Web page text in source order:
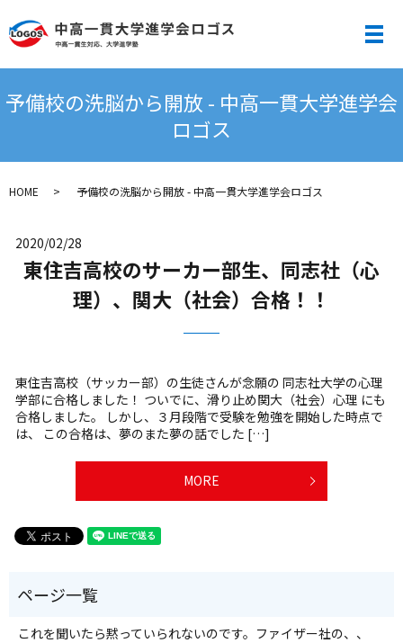
メ
予備校の洗脳から開放 - 中高一貫大学進学会
ロゴス
HOME 予備校の洗脳から開放 - 中高一貫大学進学会ロゴス
2020/02/28
東住吉高校のサーカー部生、同志社（心
理）、関大（社会）合格！！
東住吉高校（サッカー部）の生徒さんが念願の 同志社大学の心理
学部に合格しました！ ついでに、滑り止め関大（社会）心理 にも
合格しました。 しかし、３月段階で受験を勉強を開始した時点で
は、 この合格は、夢のまた夢の話でした […]
MORE
これを聞いたら黙っていられないのです。ファイザー社の、、